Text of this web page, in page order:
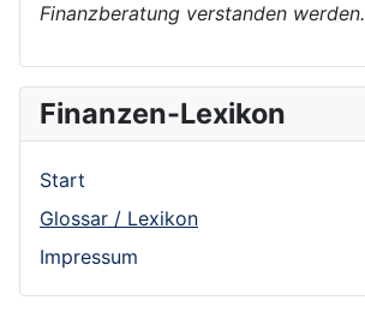
Finanzberatung verstanden werden.
Finanzen-Lexikon
Start
Glossar / Lexikon
Impressum